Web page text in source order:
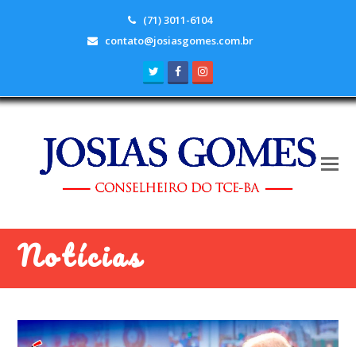
(71) 3011-6104
contato@josiasgomes.com.br
TwitterFacebook
Notícias